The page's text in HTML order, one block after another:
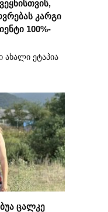
კარგი
100%-
ახალი ეტაპია
ცალკე